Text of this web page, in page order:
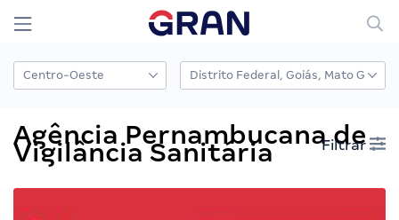
Agência Pernambucana de
Vigilância Sanitária Filtrar